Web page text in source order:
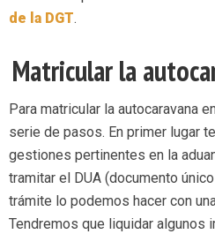
de la DGT.
Matricular la
Para matricular la autocaravana
serie de pasos. En primer lugar
gestiones pertinentes en la
tramitar el DUA (documento
trámite lo podemos hacer con
Tendremos que liquidar algunos